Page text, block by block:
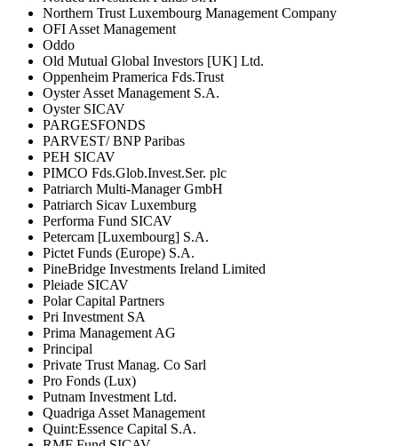
Northern Trust Luxembourg Management Company
OFI Asset Management
Oddo
Old Mutual Global Investors [UK] Ltd.
Oppenheim Pramerica Fds.Trust
Oyster Asset Management S.A.
Oyster SICAV
PARGESFONDS
PARVEST/ BNP Paribas
PEH SICAV
PIMCO Fds.Glob.Invest.Ser. plc
Patriarch Multi-Manager GmbH
Patriarch Sicav Luxemburg
Performa Fund SICAV
Petercam [Luxembourg] S.A.
Pictet Funds (Europe) S.A.
PineBridge Investments Ireland Limited
Pleiade SICAV
Polar Capital Partners
Pri Investment SA
Prima Management AG
Principal
Private Trust Manag. Co Sarl
Pro Fonds (Lux)
Putnam Investment Ltd.
Quadriga Asset Management
Quint:Essence Capital S.A.